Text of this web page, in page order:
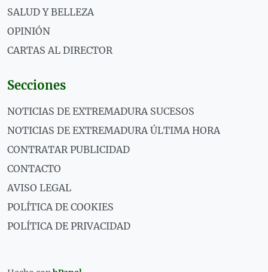
SALUD Y BELLEZA
OPINIÓN
CARTAS AL DIRECTOR
Secciones
NOTICIAS DE EXTREMADURA SUCESOS
NOTICIAS DE EXTREMADURA ÚLTIMA HORA
CONTRATAR PUBLICIDAD
CONTACTO
AVISO LEGAL
POLÍTICA DE COOKIES
POLÍTICA DE PRIVACIDAD